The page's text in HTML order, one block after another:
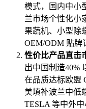
模式，国内中小
兰市场个性化小
果蔬机、小型除
OEM/ODM 贴牌
性价比产品直击
出中国制造40%
在品质达标欧盟
美填补波兰中低
TESLA 等中外